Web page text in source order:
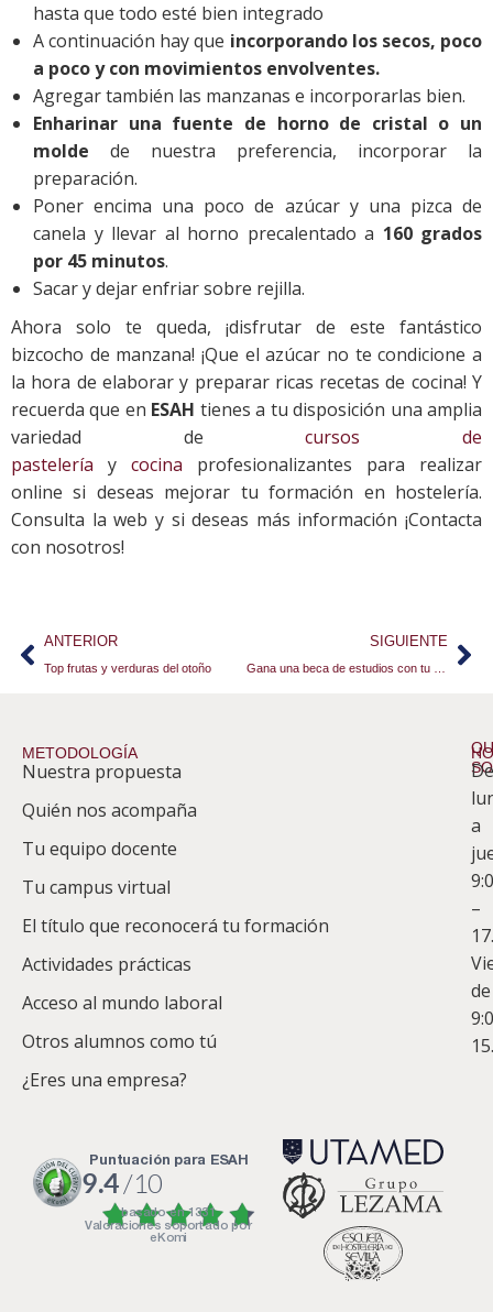
hasta que todo esté bien integrado
A continuación hay que incorporando los secos, poco
a poco y con movimientos envolventes.
Agregar también las manzanas e incorporarlas bien.
Enharinar una fuente de horno de cristal o un
molde de nuestra preferencia, incorporar la
preparación.
Poner encima una poco de azúcar y una pizca de
canela y llevar al horno precalentado a 160 grados
por 45 minutos.
Sacar y dejar enfriar sobre rejilla.
Ahora solo te queda, ¡disfrutar de este fantástico
bizcocho de manzana! ¡Que el azúcar no te condicione a
la hora de elaborar y preparar ricas recetas de cocina! Y
recuerda que en ESAH tienes a tu disposición una amplia
variedad decursos de
pastelería y cocina profesionalizantes para realizar
online si deseas mejorar tu formación en hostelería.
Consulta la web y si deseas más información ¡Contacta
con nosotros!
ANTERIOR
Top frutas y verduras del otoño
SIGUIENTE
METODOLOGÍA
Nuestra propuesta
Quién nos acompaña
Tu equipo docente
Tu campus virtual
El título que reconocerá tu formación
Actividades prácticas
Acceso al mundo laboral
Otros alumnos como tú
¿Eres una empresa?
Te
De
a
–
de
puntuación para ESAH
9.4/10
basado en1331
Valoraciones soportado por
eKomi